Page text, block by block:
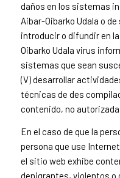
daños en los sistemas
Aibar-Oibarko Udala o
introducir o difundir en
Oibarko Udala virus
sistemas que sean
(V) desarrollar
técnicas de des
contenido, no
En el caso de que la
persona que use
el sitio web exhibe
denigrantes, violentos o